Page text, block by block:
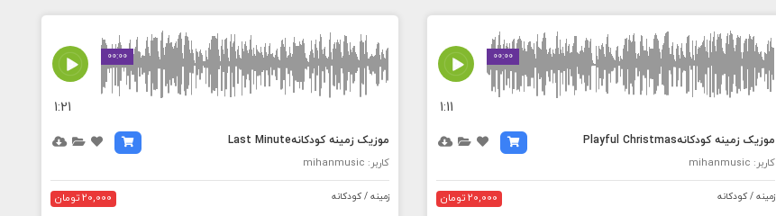
00:00
MEDIA_ELEMENT_ERROR: Empty src attribute
1:11
موزیک زمینه کودکانهPlayful Christmas
کاربر: mihanmusic
زمینه / کودکانه 20,000 تومان
00:00
MEDIA_ELEMENT_ERROR: Empty src attribute
1:21
موزیک زمینه کودکانهLast Minute
کاربر: mihanmusic
زمینه / کودکانه 20,000 تومان